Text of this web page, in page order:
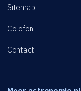
Sitemap
Colofon
Contact